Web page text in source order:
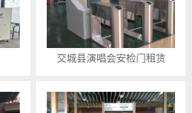
交城县演唱会安检门租赁